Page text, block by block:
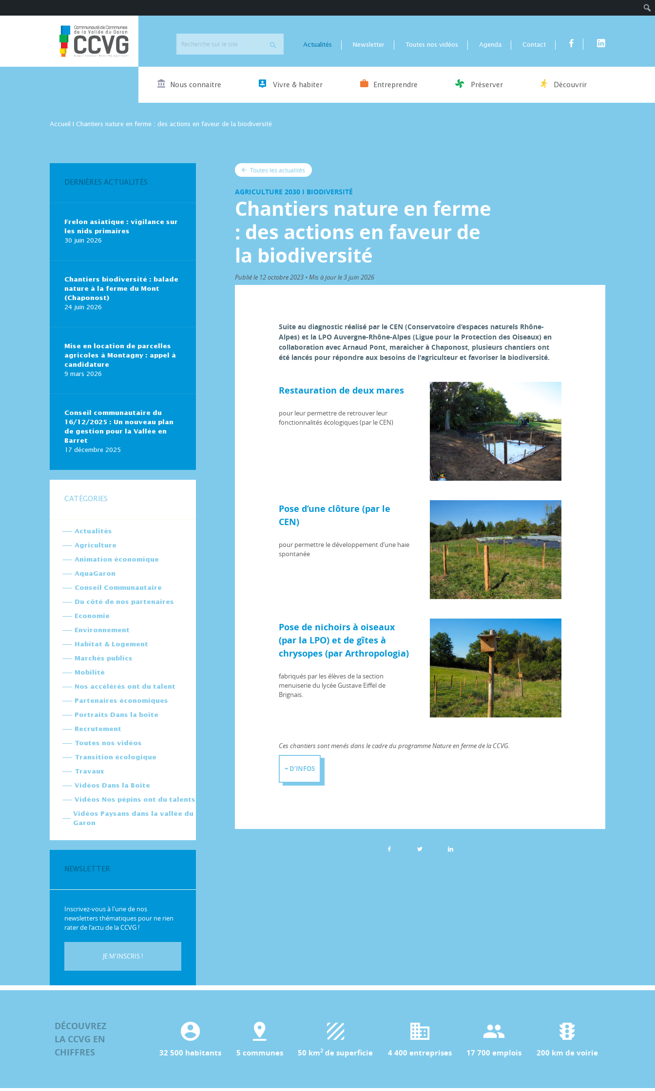
Actualités Newsletter Toutes nos vidéos Agenda Contact
Nous connaitre Vivre & habiter Entreprendre Préserver Découvrir
Accueil Chantiers nature en ferme : des actions en faveur de la biodiversité
DERNIÈRES ACTUALITÉS
Frelon asiatique : vigilance sur
les nids primaires
30 juin 2026
Chantiers biodiversité : balade
nature à la ferme du Mont
(Chaponost)
24 juin 2026
Mise en location de parcelles
agricoles à Montagny : appel à
candidature
9 mars 2026
Conseil communautaire du
16/12/2025 : Un nouveau plan
de gestion pour la Vallée en
Barret
17 décembre 2025
CATÉGORIES
Actualités
Agriculture
Animation économique
AquaGaron
Conseil Communautaire
Du côté de nos partenaires
Economie
Environnement
Habitat & Logement
Marchés publics
Mobilité
Nos accélérés ont du talent
Partenaires économiques
Portraits Dans la boîte
Recrutement
Toutes nos vidéos
Transition écologique
Travaux
Vidéos Dans la Boîte
Vidéos Nos pépins ont du talents
Vidéos Paysans dans la vallée du
Garon
NEWSLETTER
Inscrivez-vous à l'une de nos
newsletters thématiques pour ne rien
rater de l'actu de la CCVG !
JE M'INSCRIS !
Toutes les actualités
AGRICULTURE 2030 I BIODIVERSITÉ
Chantiers nature en ferme
: des actions en faveur de
la biodiversité
Publié le 12 octobre 2023 • Mis à jour le 3 juin 2026
Suite au diagnostic réalisé par le CEN (Conservatoire d’espaces naturels Rhône-
Alpes) et la LPO Auvergne-Rhône-Alpes (Ligue pour la Protection des Oiseaux) en
collaboration avec Arnaud Pont, maraicher à Chaponost, plusieurs chantiers ont
été lancés pour répondre aux besoins de l'agriculteur et favoriser la biodiversité.
Restauration de deux mares
pour leur permettre de retrouver leur
fonctionnalités écologiques (par le CEN)
Pose d’une clôture (par le
CEN)
pour permettre le développement d’une haie
spontanée
Pose de nichoirs à oiseaux
(par la LPO) et de gîtes à
chrysopes (par Arthropologia)
fabriqués par les élèves de la section
menuiserie du lycée Gustave Eiffel de
Brignais.
Ces chantiers sont menés dans le cadre du programme Nature en ferme de la CCVG.
+ D’INFOS
DÉCOUVREZ
LA CCVG EN
CHIFFRES
32 500 habitants 5 communes 50 km2 de superficie 4 400 entreprises 17 700 emplois 200 km de voirie